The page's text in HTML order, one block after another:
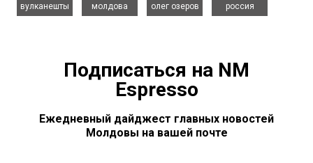
вулканешты
молдова
олег озеров
россия
Подписаться на NM
Espresso
Ежедневный дайджест главных новостей
Молдовы на вашей почте